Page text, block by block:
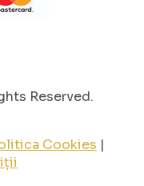
Reserved.
Cookies |